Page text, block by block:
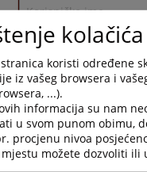
Lozinka
Zapamti me
kolačića
koristi određene
iz vašeg browsera i
...).
informacija su nam
u svom punom obimu,
procjenu nivoa
mjestu možete dozvoliti